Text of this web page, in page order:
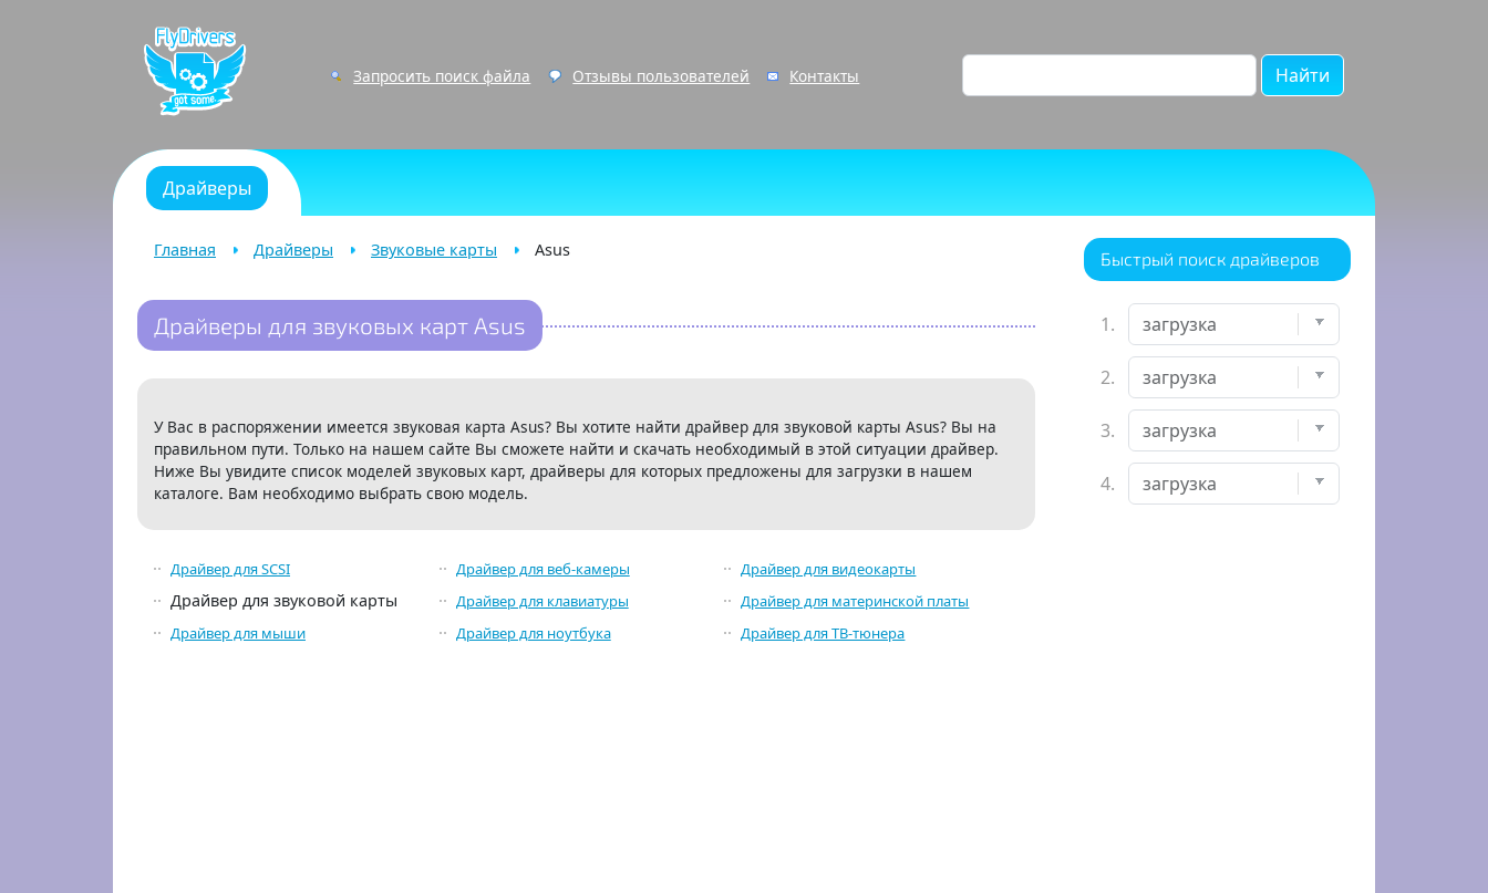
Запросить поиск файла Отзывы пользователей Контакты Найти
Драйверы
Главная Драйверы Звуковые карты Asus
Драйверы для звуковых карт Asus
У Вас в распоряжении имеется звуковая карта Asus? Вы хотите найти драйвер для звуковой карты Asus? Вы на
правильном пути. Только на нашем сайте Вы сможете найти и скачать необходимый в этой ситуации драйвер.
Ниже Вы увидите список моделей звуковых карт, драйверы для которых предложены для загрузки в нашем
каталоге. Вам необходимо выбрать свою модель.
Драйвер для SCSI Драйвер для веб-камеры Драйвер для видеокарты
Драйвер для звуковой карты Драйвер для клавиатуры
Драйвер для материнской платы
Драйвер для мыши
Драйвер для ноутбука Драйвер для ТВ-тюнера
Быстрый поиск драйверов
1.
2.
3.
4.